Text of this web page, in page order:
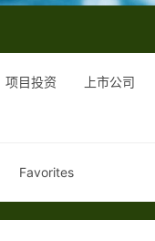
项目投资 上市公司
Favorites